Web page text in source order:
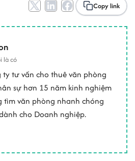
Copy link
là có
ty tư vấn cho thuê văn phòng
sự hơn 15 năm kinh nghiệm
tìm văn phòng nhanh chóng
cho Doanh nghiệp.